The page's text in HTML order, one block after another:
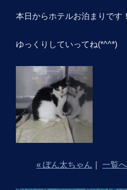
本日からホテルお泊まりです！
ゆっくりしていってね(*^^*)
« ぽん太ちゃん 一覧へ